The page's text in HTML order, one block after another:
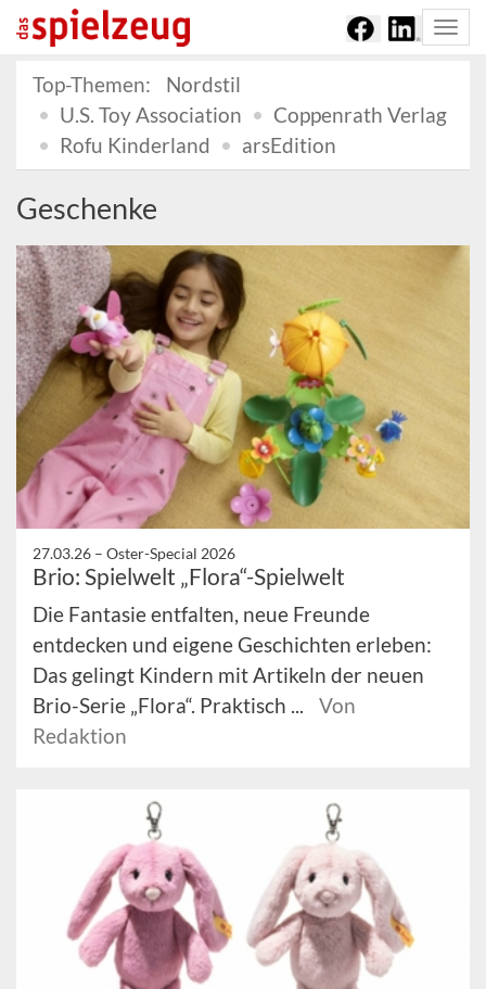
Top-Themen:
Nordstil
U.S. Toy Association
Coppenrath Verlag
Rofu Kinderland
arsEdition
Geschenke
27.03.26 – Oster-Special 2026
Brio: Spielwelt „Flora“-Spielwelt
Die Fantasie entfalten, neue Freunde
entdecken und eigene Geschichten erleben:
Das gelingt Kindern mit Artikeln der neuen
Brio-Serie „Flora“. Praktisch ...
Von
Redaktion